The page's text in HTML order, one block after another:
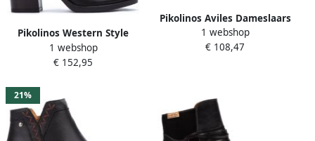
Pikolinos Western Style
Rioja Enkellaarsjes Black
Dames
1 webshop
€ 152,95
Pikolinos Aviles Dameslaars
Klassieke Stijl Black Dames
1 webshop
€ 108,47
21%